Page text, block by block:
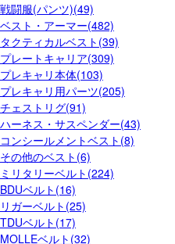
戦闘服(パンツ)(49)
ベスト・アーマー(482)
タクティカルベスト(39)
プレートキャリア(309)
プレキャリ本体(103)
プレキャリ用パーツ(205)
チェストリグ(91)
ハーネス・サスペンダー(43)
コンシールメントベスト(8)
その他のベスト(6)
ミリタリーベルト(224)
BDUベルト(16)
リガーベルト(25)
TDUベルト(17)
MOLLEベルト(32)